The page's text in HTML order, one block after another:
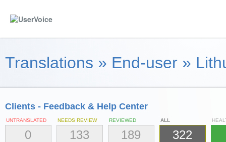
Translations » End-user »
Clients - Feedback & Help Center
UNTRANSLATED
0
NEEDS REVIEW
133
REVIEWED
189
ALL
322